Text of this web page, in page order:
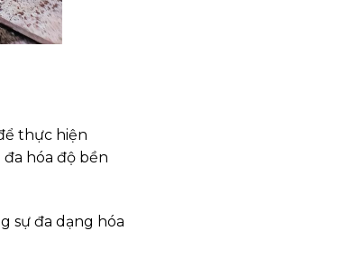
thực hiện
hóa độ bền
sự đa dạng hóa